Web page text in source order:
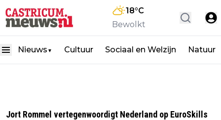
18°C
Bewolkt
Nieuws ▼ Cultuur Sociaal en Welzijn Natuur
Jort Rommel vertegenwoordigt Nederland op EuroSkills